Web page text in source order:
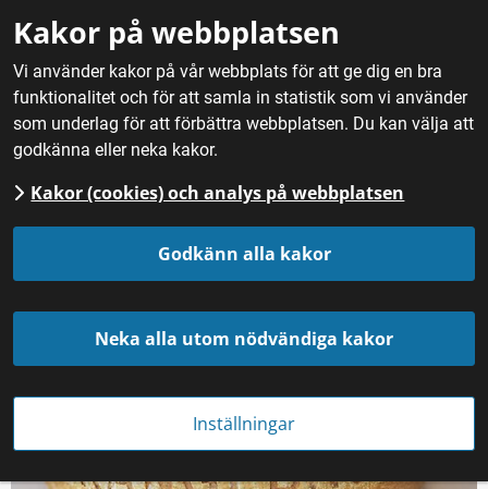
Kakor på webbplatsen
Vi använder kakor på vår webbplats för att ge dig en bra
funktionalitet och för att samla in statistik som vi använder
som underlag för att förbättra webbplatsen. Du kan välja att
godkänna eller neka kakor.
Kakor (cookies) och analys på webbplatsen
Godkänn alla kakor
Neka alla utom nödvändiga kakor
Inställningar
Hem / Fördjupning / Skyddad EU-beteckning / Produkter
med skyddad EU-beteckning
Produkter med skyddad
EU-beteckning